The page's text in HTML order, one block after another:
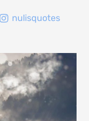
nulisquotes